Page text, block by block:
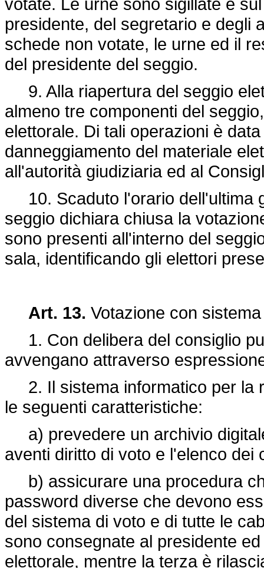
presidente, del segretario e degli
schede non votate, le urne ed il
del presidente del seggio.
9. Alla riapertura del seggio
almeno tre componenti del
elettorale. Di tali operazioni è
danneggiamento del materiale
all'autorità giudiziaria ed al
10. Scaduto l'orario dell'ultima
seggio dichiara chiusa la
sono presenti all'interno del
sala, identificando gli elettori
Art. 13. Votazione con
1. Con delibera del consiglio
avvengano attraverso
2. Il sistema informatico per la
le seguenti caratteristiche:
a) prevedere un archivio
aventi diritto di voto e l'elenco dei
b) assicurare una procedura
password diverse che devono
del sistema di voto e di tutte le
sono consegnate al presidente
elettorale, mentre la terza è